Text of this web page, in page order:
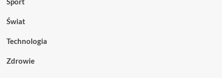
Świat
Technologia
Zdrowie